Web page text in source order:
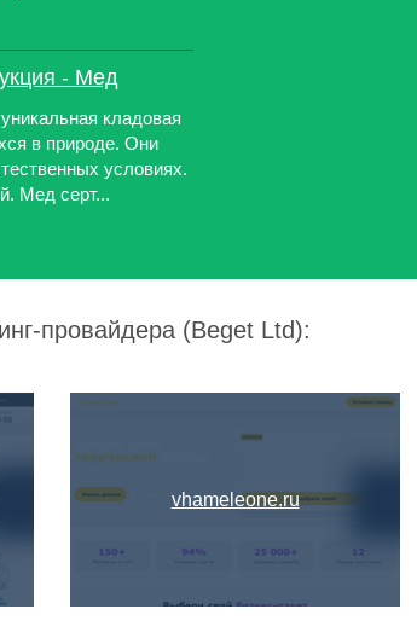
- Мед
кладовая
в природе. Они
условиях.
Мед серт...
провайдера (Beget Ltd):
vhameleone.ru